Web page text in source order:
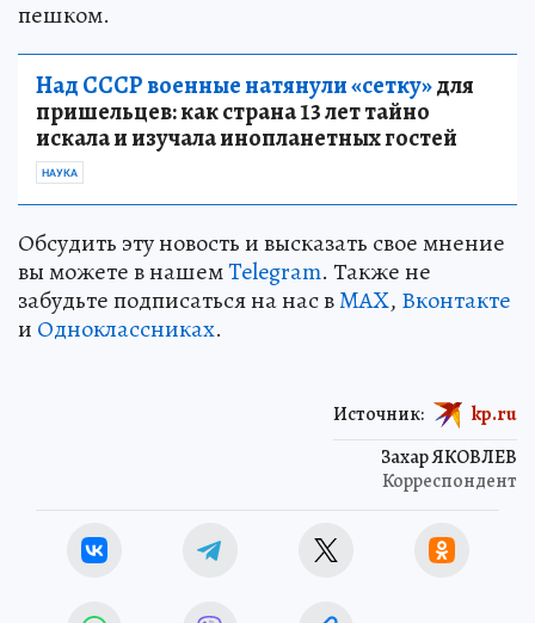
пешком.
Над СССР военные натянули «сетку»для
пришельцев: как страна 13 лет тайно
искала и изучала инопланетных гостей
НАУКА
Обсудить эту новость и высказать свое мнение
вы можете в нашемTelegram. Также не
забудьте подписаться на нас вMAX, Вконтакте
и Одноклассниках.
Захар ЯКОВЛЕВ
Корреспондент
Источник: kp.ru